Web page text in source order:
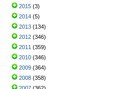
2015 (3)
2014 (5)
2013 (134)
2012 (346)
2011 (359)
2010 (346)
2009 (364)
2008 (358)